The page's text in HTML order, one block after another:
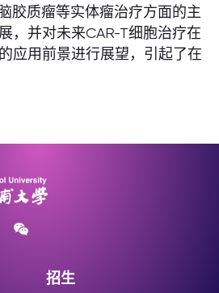
胶质瘤等实体瘤治疗方面的主
，并对未来CAR-T细胞治疗在
应用前景进行展望，引起了在
招生